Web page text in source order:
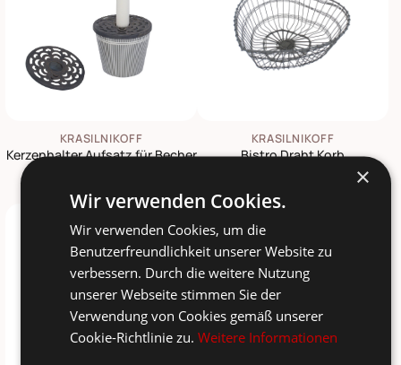
KRASILNIKOFF
Kerzenhalter Aufsatz für Becher
KRASILNIKOFF
Bistro Draht Korb
-12%
×
Wir verwenden Cookies.
Wir verwenden Cookies, um die
Benutzerfreundlichkeit unserer Website zu
verbessern. Durch die weitere Nutzung
unserer Webseite stimmen Sie der
Verwendung von Cookies gemäß unserer
Cookie-Richtlinie zu. Weitere Informationen